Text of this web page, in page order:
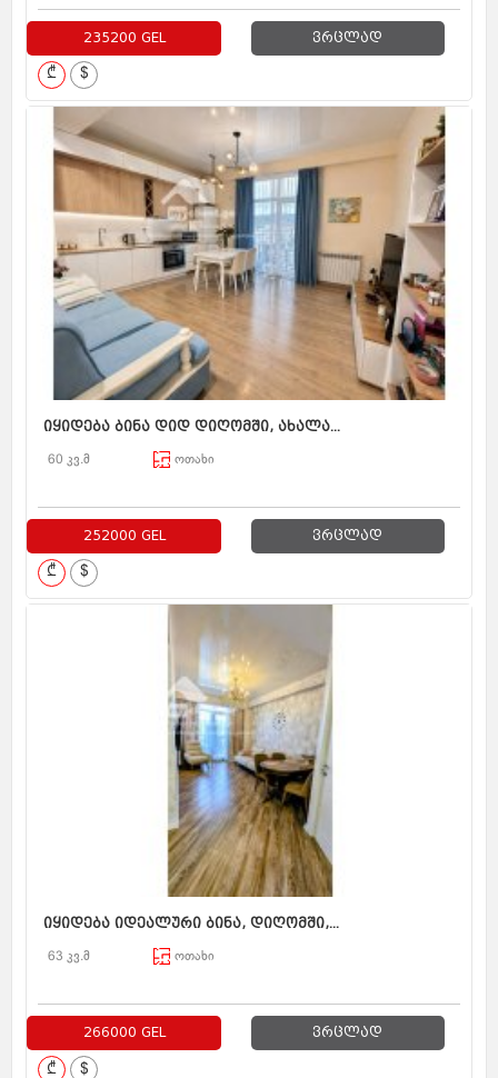
235200 GEL ვრცლად
₾ $
იყიდება ბინა დიდ დიღომში, ახალა...
60 კვ.მ ოთახი
252000 GEL ვრცლად
₾ $
იყიდება იდეალური ბინა, დიღომში,...
63 კვ.მ ოთახი
266000 GEL ვრცლად
₾ $